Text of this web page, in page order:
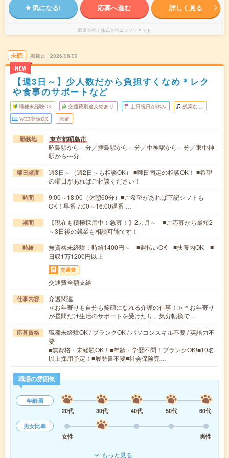
気になる! 応募へ進む 詳しく見る
派遣会社 株式会社ニッソーネット
未読
NEW
掲載日 2026/08/09
【週3日～】少人数だから負担すくなめ＊レク
や食事のサポートなど
職種未経験OK 交通費別途支給あり 土日祝日が休み 残業なし
WEB登録OK 派遣
勤務地 東京都昭島市
昭島駅から---分／拝島駅から---分／中神駅から---分／東中神
駅から---分
曜日頻度
週3日～（週2日～も相談OK） ■曜日固定の相談OK！ ■希望
の曜日があればご相談ください！
時間
9:00～18:00（休憩60分）■ご希望があれば下記シフトも
OK！早番 7:00～16:00遅番 …
期間
【現在も積極採用中！急募！】2カ月～ ■ご応募から最短2
～3日後の就業も相談可能です！
時給
無資格未経験：時給1400円～ ■週払いOK ■扶養内OK ■
日収1万1200円以上
交通費
交通費全額支給
仕事内容
介護関連
≪お年寄りも自分も笑顔になれる介護の仕事！≫＊お年寄り
が昼間だけ生活のサポートを受けたり、気分転換で…
応募資格
職種未経験OK / ブランクOK / パソコンスキル不要 / 英語力不
要
■無資格・未経験OK！■年齢・学歴不問！ブランクOK!■10名
以上採用予定！■履歴書不要■社会保険完…
職場の雰囲気
年齢層
20代
30代 40代 50代
60代
男女比率
女性
男性
もっと見る